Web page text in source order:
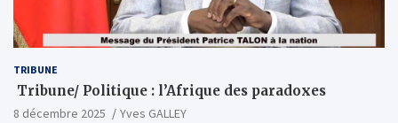
TRIBUNE
Tribune/ Politique : l’Afrique des paradoxes
8 décembre 2025
Yves GALLEY